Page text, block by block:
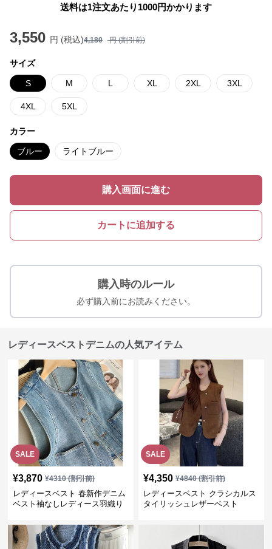
送料は1注文あたり 1000円かかります
3,550 円 (税込)4,180 円 (割引前)
サイズ
S M L XL 2XL 3XL
4XL 5XL
カラー
ブルー ライトブルー
購入画面に進む
カートに追加する
購入時のルール
必ず購入前にお読みください。
レディースベストデニムの人気アイテム
SALE
¥3,870 ¥4310(割引前)
レディースベスト 春新作デニム
ベスト袖なしレディース羽織り
SALE
¥4,350 ¥4840(割引前)
レディースベスト クラシカルス
タイリッシュレザーベスト